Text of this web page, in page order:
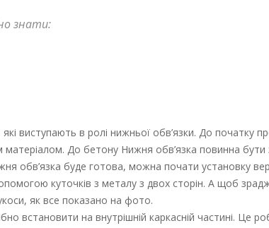
знати:
виступають в ролі нижньої обв’язки. До початку
матеріалом. До бетону Нижня обв’язка повинна
обв’язка буде готова, можна почати установку
куточків з металу з двох сторін. А щоб
як все показано на фото.
встановити на внутрішній каркасній частині. Це